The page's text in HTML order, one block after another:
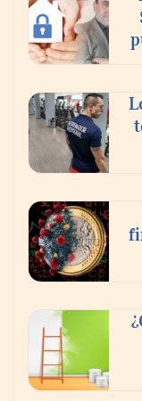
‘El
Ricardo